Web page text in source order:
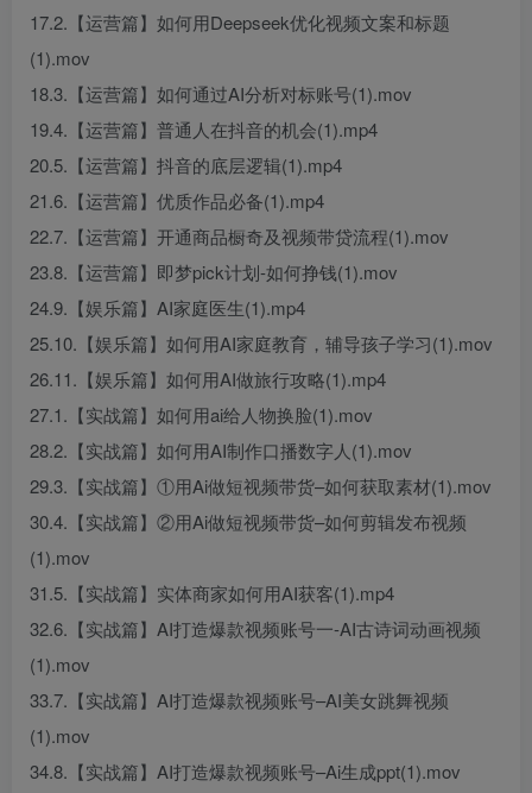
17.2.【运营篇】如何用Deepseek优化视频文案和标题
(1).mov
18.3.【运营篇】如何通过AI分析对标账号(1).mov
19.4.【运营篇】普通人在抖音的机会(1).mp4
20.5.【运营篇】抖音的底层逻辑(1).mp4
21.6.【运营篇】优质作品必备(1).mp4
22.7.【运营篇】开通商品橱奇及视频带贷流程(1).mov
23.8.【运营篇】即梦pick计划-如何挣钱(1).mov
24.9.【娱乐篇】AI家庭医生(1).mp4
25.10.【娱乐篇】如何用AI家庭教育，辅导孩子学习(1).mov
26.11.【娱乐篇】如何用AI做旅行攻略(1).mp4
27.1.【实战篇】如何用ai给人物换脸(1).mov
28.2.【实战篇】如何用AI制作口播数字人(1).mov
29.3.【实战篇】①用Ai做短视频带货–如何获取素材(1).mov
30.4.【实战篇】②用Ai做短视频带货–如何剪辑发布视频
(1).mov
31.5.【实战篇】实体商家如何用AI获客(1).mp4
32.6.【实战篇】AI打造爆款视频账号一-AI古诗词动画视频
(1).mov
33.7.【实战篇】AI打造爆款视频账号–AI美女跳舞视频
(1).mov
34.8.【实战篇】AI打造爆款视频账号–Ai生成ppt(1).mov